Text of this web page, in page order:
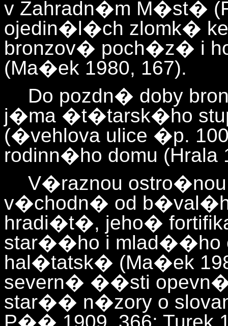
v Zahradn�m M�st�
ojedin�l�ch zlomk�
bronzov� poch�z� i
(Ma�ek 1980, 167).
Do pozdn� doby
j�ma �t�tarsk�ho
(�vehlova ulice �p.
rodinn�ho domu (Hrala
V�raznou
v�chodn� od
hradi�t�, jeho�
star��ho i mlad��ho
hal�tatsk� (Ma�ek
severn� ��sti
star�� n�zory o